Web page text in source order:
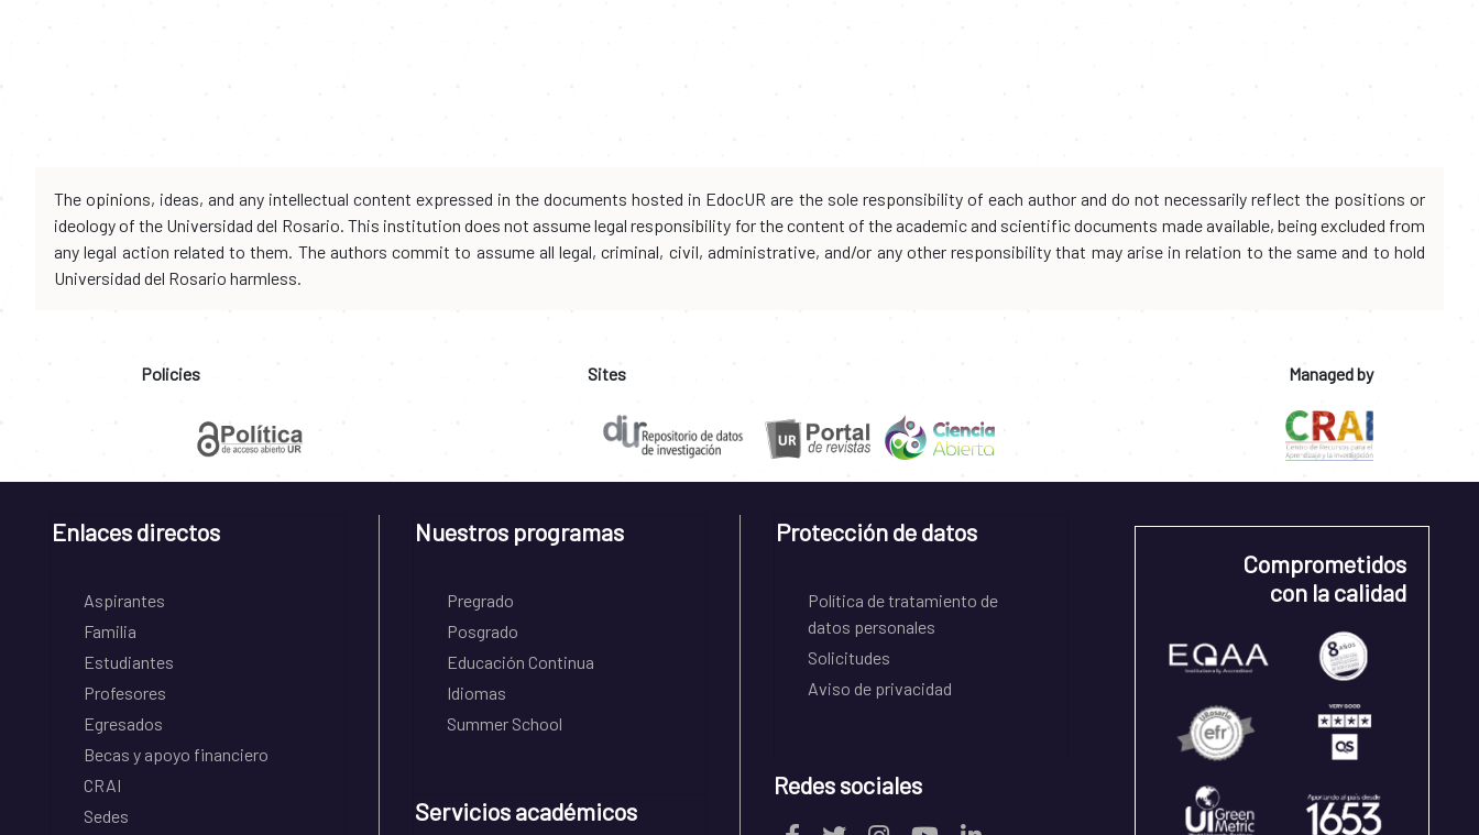
The opinions, ideas, and any intellectual content expressed in the documents hosted in EdocUR are the sole responsibility of each author and do not necessarily reflect the positions or
ideology of the Universidad del Rosario. This institution does not assume legal responsibility for the content of the academic and scientific documents made available, being excluded from
any legal action related to them. The authors commit to assume all legal, criminal, civil, administrative, and/or any other responsibility that may arise in relation to the same and to hold
Universidad del Rosario harmless.
Policies Sites Managed by
Enlaces directos
Aspirantes
Familia
Estudiantes
Profesores
Egresados
Becas y apoyo financiero
CRAI
Sedes
Nuestros programas
Pregrado
Posgrado
Educación Continua
Idiomas
Summer School
Servicios académicos
Protección de datos
Política de tratamiento de
datos personales
Solicitudes
Aviso de privacidad
Redes sociales
Comprometidos
con la calidad